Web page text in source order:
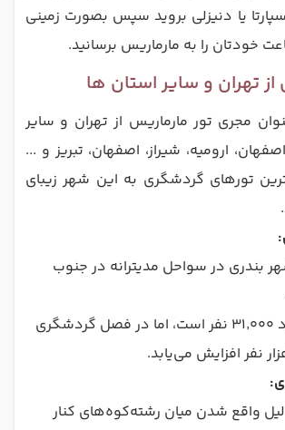
یا دنیزلی بروید سپس بصورت زمینی
از تهران و سایر استان ها
مجری تور مارماریس از تهران و سایر
ارومیه، شیراز، اصفهان، تبریز و ...
تورهای گردشگری به این شهر زیبای
بندری در سواحل مدیترانه در جنوب
جمعیت آن حدود ۳۱٬۰۰۰ نفر است، اما در فصل گردشگری
واقع شدن میان رشته‌کوه‌های کنار